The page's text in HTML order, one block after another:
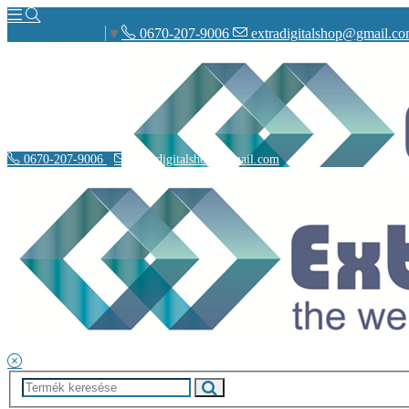
▼ 0670-207-9006
Rólunk
Elérhetőségeink
Vásárlás
Szállítás
Adatvédelmi nyilatkozat
Á.SZ.F.
0670-207-9006 extradigitalshop@gmail.com